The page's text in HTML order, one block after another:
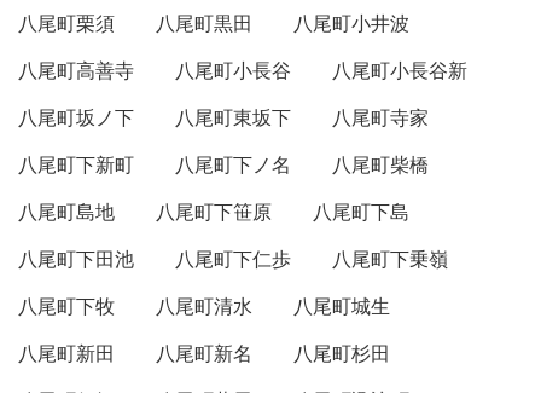
八尾町栗須
八尾町黒田
八尾町小井波
八尾町高善寺
八尾町小長谷
八尾町小長谷新
八尾町坂ノ下
八尾町東坂下
八尾町寺家
八尾町下新町
八尾町下ノ名
八尾町柴橋
八尾町島地
八尾町下笹原
八尾町下島
八尾町下田池
八尾町下仁歩
八尾町下乗嶺
八尾町下牧
八尾町清水
八尾町城生
八尾町新田
八尾町新名
八尾町杉田